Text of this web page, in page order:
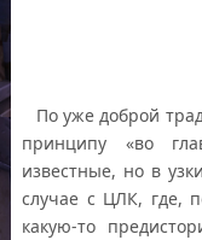
По уже доброй
принципу «во
известные, но в
случае с ЦЛК, где,
какую-то